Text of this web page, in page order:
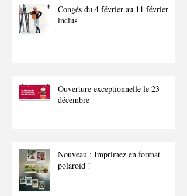
Congés du 4 février au 11 février
inclus
Ouverture exceptionnelle le 23
décembre
Nouveau : Imprimez en format
polaroïd !